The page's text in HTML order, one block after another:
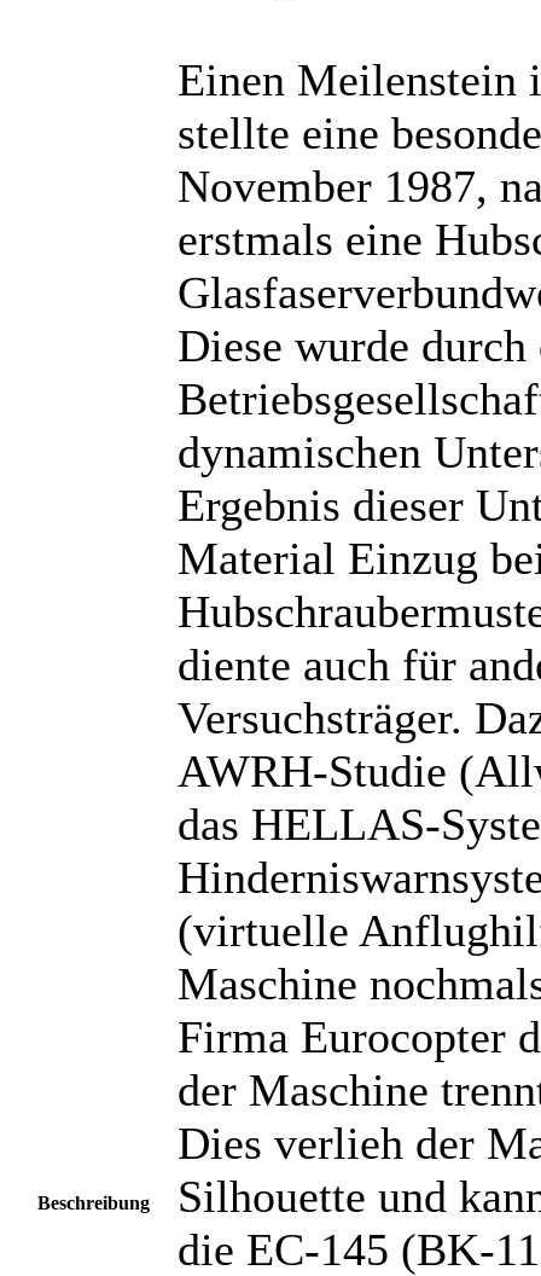
Beschreibung
Einen Meilenstein
stellte eine
November 1987,
erstmals eine
Diese wurde
dynamischen
Ergebnis dieser
Material Einzug
diente auch für
Versuchsträger.
AWRH-Studie
das HELLAS-
(virtuelle
Maschine
Firma Eurocopter
der Maschine
Dies verlieh der
Silhouette und
die EC-145 (BK-